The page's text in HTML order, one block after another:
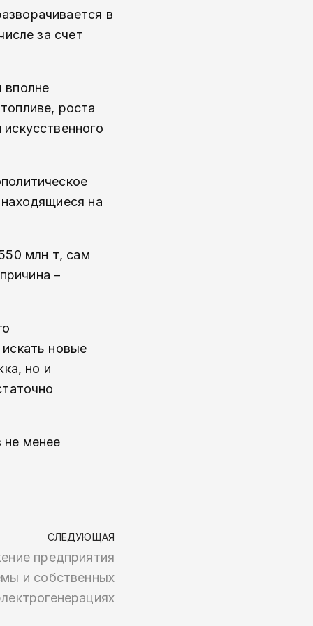
в
за счет
вполне
роста
на
млн т, сам
–
новые
но и
не менее
СЛЕДУЮЩАЯ
предприятия
и собственных